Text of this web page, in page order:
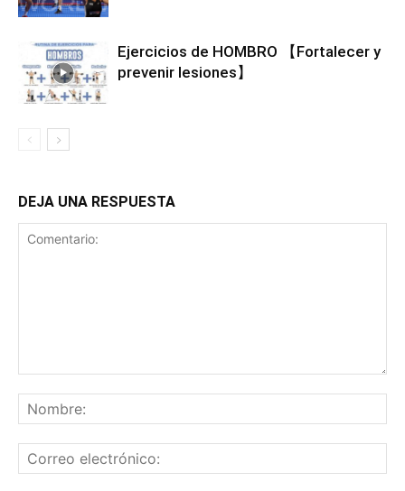
Ejercicios de HOMBRO 【Fortalecer y
prevenir lesiones】
DEJA UNA RESPUESTA